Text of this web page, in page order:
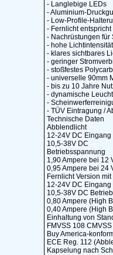
- Langlebige LEDs
- Aluminium-
- Low-Profile-
- Fernlicht
- Nachrüstungen für
- hohe
- klares sichtbares
- geringer
- stoßfestes
- universelle 90mm
- bis zu 10 Jahre
- dynamische
-
- TÜV Eintragung /
Technische Daten
Abblendlicht
12-24V DC Eingang
10,5-38V DC
Betriebsspannung
1,90 Ampere bei 12
0,95 Ampere bei 24
Fernlicht Version
12-24V DC Eingang
10,5-38V DC
0,80 Ampere (High
0,40 Ampere (High
Einhaltung von
FMVSS 108
Buy America-
ECE Reg. 112
Kapselung nach